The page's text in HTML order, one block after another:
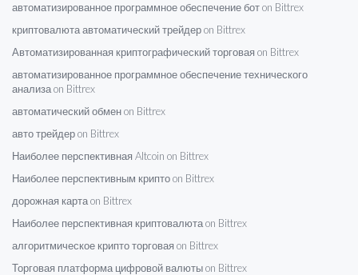
автоматизированное программное обеспечение бот on Bittrex
криптовалюта автоматический трейдер on Bittrex
Автоматизированная криптографический торговая on Bittrex
автоматизированное программное обеспечение технического
анализа on Bittrex
автоматический обмен on Bittrex
авто трейдер on Bittrex
Наиболее перспективная Altcoin on Bittrex
Наиболее перспективным крипто on Bittrex
дорожная карта on Bittrex
Наиболее перспективная криптовалюта on Bittrex
алгоритмическое крипто торговая on Bittrex
Торговая платформа цифровой валюты on Bittrex